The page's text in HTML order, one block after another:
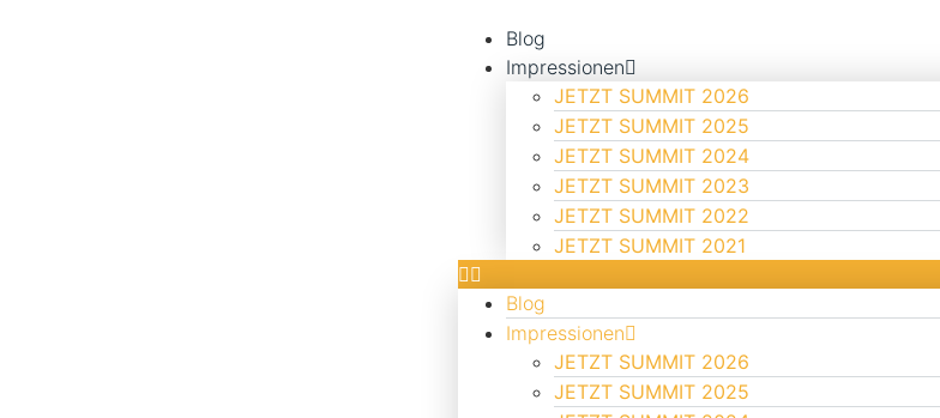
Blog
Impressionen
JETZT SUMMIT 2026
JETZT SUMMIT 2025
JETZT SUMMIT 2024
JETZT SUMMIT 2023
JETZT SUMMIT 2022
JETZT SUMMIT 2021
Blog
Impressionen
JETZT SUMMIT 2026
JETZT SUMMIT 2025